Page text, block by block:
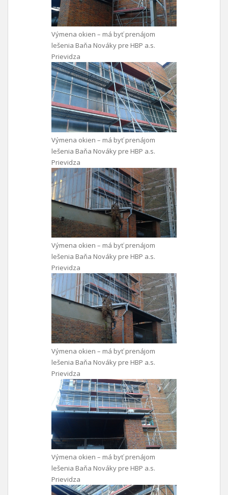
Výmena okien – má byť prenájom
lešenia Baňa Nováky pre HBP a.s.
Prievidza
Výmena okien – má byť prenájom
lešenia Baňa Nováky pre HBP a.s.
Prievidza
Výmena okien – má byť prenájom
lešenia Baňa Nováky pre HBP a.s.
Prievidza
Výmena okien – má byť prenájom
lešenia Baňa Nováky pre HBP a.s.
Prievidza
Výmena okien – má byť prenájom
lešenia Baňa Nováky pre HBP a.s.
Prievidza